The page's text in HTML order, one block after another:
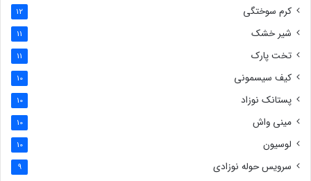
کرم سوختگی 12
شیر خشک 11
تخت پارک 11
کیف سیسمونی 10
پستانک نوزاد 10
مینی واش 10
لوسیون 10
سرویس حوله نوزادی 9